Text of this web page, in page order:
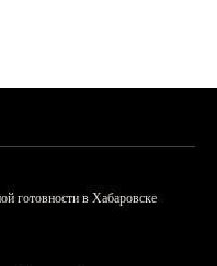
готовности в Хабаровске